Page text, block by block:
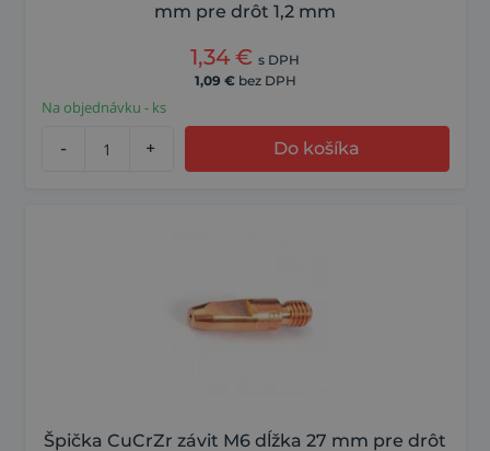
mm pre drôt 1,2 mm
1,34 € s DPH
1,09 € bez DPH
Na objednávku - ks
- + Do košíka
Špička CuCrZr závit M6 dĺžka 27 mm pre drôt